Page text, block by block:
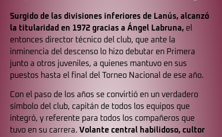
Surgido de las divisiones inferiores de Lanús, alcanzó
la titularidad en 1972 gracias a Ángel Labruna, el
entonces director técnico del club, que ante la
inminencia del descenso lo hizo debutar en Primera
junto a otros juveniles, a quienes mantuvo en sus
puestos hasta el final del Torneo Nacional de ese año.
Con el paso de los años se convirtió en un verdadero
símbolo del club, capitán de todos los equipos que
integró, y referente para todos los compañeros que
tuvo en su carrera. Volante central habilidoso, cultor